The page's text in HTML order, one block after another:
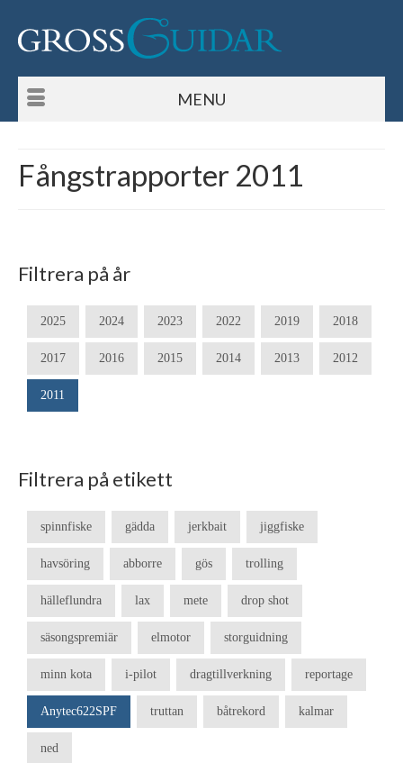
MENU
Fångstrapporter 2011
Filtrera på år
2025 2024 2023 2022 2019 2018
2017 2016 2015 2014 2013 2012
2011
Filtrera på etikett
spinnfiske gädda jerkbait jiggfiske
havsöring abborre gös trolling
hälleflundra lax mete drop shot
säsongspremiär elmotor storguidning
minn kota i-pilot dragtillverkning reportage
Anytec622SPF truttan båtrekord kalmar
ned